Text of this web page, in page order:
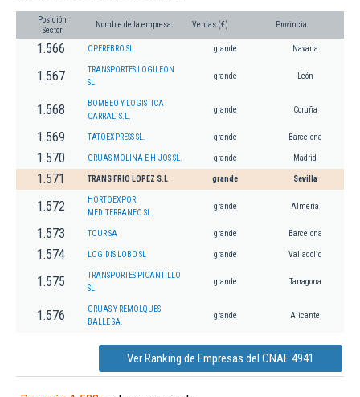
Posición
Sector
Nombre de la empresa Ventas (€) Provincia
1.566 OPEREBRO SL. grande Navarra
1.567
TRANSPORTES LOGILEON
SL
grande León
1.568
BOMBEO Y LOGISTICA
CARRAL, S.L.
grande Coruña
1.569 TATOEXPRESS SL. grande Barcelona
1.570 GRUAS MOLINA E HIJOS SL. grande Madrid
1.571 TRANS FRIO LOPEZ S.L grande Sevilla
1.572
HORTOEXPOR
MEDITERRANEO SL.
grande Almería
1.573 TOUR SA grande Barcelona
1.574 LOGIDIS LOBO SL grande Valladolid
1.575
TRANSPORTES PICANTILLO
SL
grande Tarragona
1.576
GRUAS Y REMOLQUES
BALLE SA.
grande Alicante
Ver Ranking de Empresas del CNAE 4941